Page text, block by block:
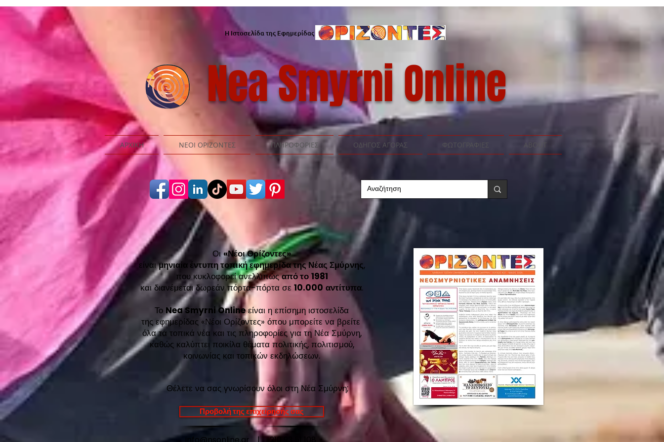
Η Ιστοσελίδα της Εφημερίδας
Nea Smyrni Online
ΑΡΧΙΚΗ ΝΕΟΙ ΟΡΙΖΟΝΤΕΣ ΠΛΗΡΟΦΟΡΙΕΣ ΟΔΗΓΟΣ ΑΓΟΡΑΣ ΦΩΤΟΓΡΑΦΙΕΣ ABOUT
Οι«Νέοι Ορίζοντες»
είναιμηνιαία έντυπη τοπική εφημερίδα της Νέας Σμύρνης,
που κυκλοφορεί ανελλιπώςαπό το 1981
και διανέμεται δωρεάν πόρτα-πόρτα σε 10.000 αντίτυπα.
Το Nea Smyrni Onlineείναι η επίσημη ιστοσελίδα
της εφημερίδας «Νέοι Ορίζοντες» όπου μπορείτε να βρείτε
όλα τα τοπικά νέα και τις πληροφορίες για τη Νέα Σμύρνη,
καθώς καλύπτει ποικίλα θέματα πολιτικής, πολιτισμού,
κοινωνίας και τοπικών εκδηλώσεων.
Θέλετε να σας γνωρίσουν όλοι στη Νέα Σμύρνη;
Προβολή της επιχείρησής σας